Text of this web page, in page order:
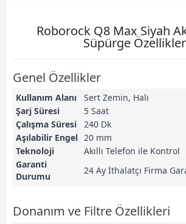
Roborock Q8 Max Siyah
Süpürge
Genel Özellikler
Kullanım Alanı
Sert Zemin, Halı
Şarj Süresi
5 Saat
Çalışma Süresi
240 Dk
Aşılabilir Engel 20 mm
Teknoloji
Akıllı Telefon ile Kontrol
Garanti
Durumu
24 Ay İthalatçı Firma
Donanım ve Filtre Özellikleri